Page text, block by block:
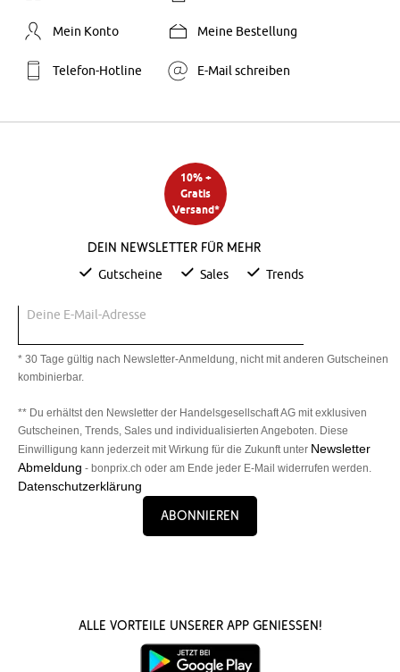
Mein Konto Meine Bestellung
Telefon-Hotline E-Mail schreiben
10% +
Gratis
Versand*
Dein Newsletter für mehr
Gutscheine Sales Trends
Deine E-Mail-Adresse
* 30 Tage gültig nach Newsletter-Anmeldung, nicht mit anderen Gutscheinen
kombinierbar.
** Du erhältst den Newsletter der Handelsgesellschaft AG mit exklusiven
Gutscheinen, Trends, Sales und individualisierten Angeboten. Diese
Einwilligung kann jederzeit mit Wirkung für die Zukunft unter Newsletter
Abmeldung - bonprix.ch oder am Ende jeder E-Mail widerrufen werden.
Datenschutzerklärung
Abonnieren
Alle Vorteile unserer App genießen!